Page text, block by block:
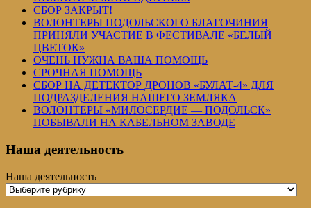
СБОР ЗАКРЫТ!
ВОЛОНТЕРЫ ПОДОЛЬСКОГО БЛАГОЧИНИЯ
ПРИНЯЛИ УЧАСТИЕ В ФЕСТИВАЛЕ «БЕЛЫЙ
ЦВЕТОК»
ОЧЕНЬ НУЖНА ВАША ПОМОЩЬ
СРОЧНАЯ ПОМОЩЬ
СБОР НА ДЕТЕКТОР ДРОНОВ «БУЛАТ-4» ДЛЯ
ПОДРАЗДЕЛЕНИЯ НАШЕГО ЗЕМЛЯКА
ВОЛОНТЕРЫ «МИЛОСЕРДИЕ — ПОДОЛЬСК»
ПОБЫВАЛИ НА КАБЕЛЬНОМ ЗАВОДЕ
Наша деятельность
Наша деятельность